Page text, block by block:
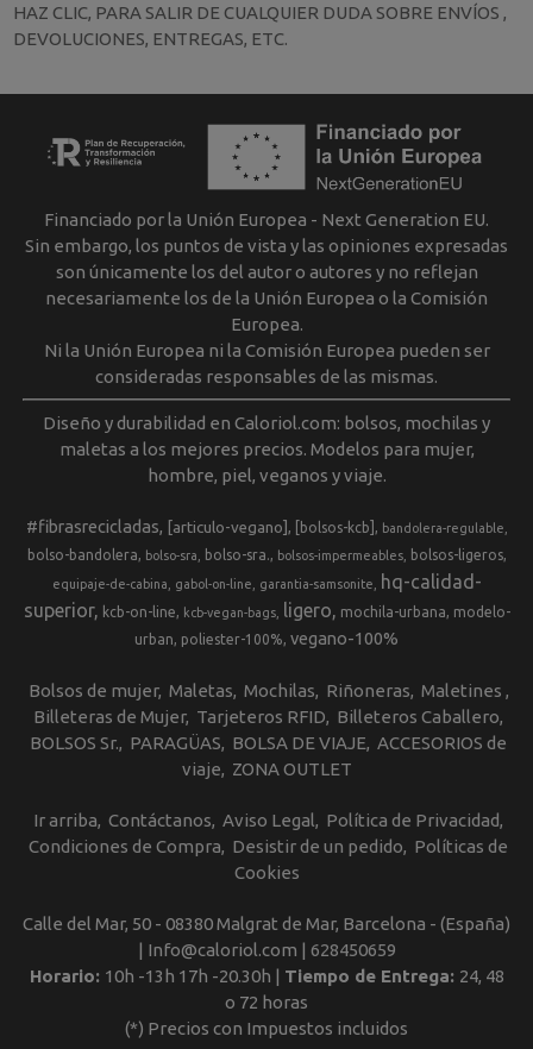
HAZ CLIC, PARA SALIR DE CUALQUIER DUDA SOBRE ENVÍOS ,
DEVOLUCIONES, ENTREGAS, ETC.
Financiado por la Unión Europea - Next Generation EU.
Sin embargo, los puntos de vista y las opiniones expresadas
son únicamente los del autor o autores y no reflejan
necesariamente los de la Unión Europea o la Comisión
Europea.
Ni la Unión Europea ni la Comisión Europea pueden ser
consideradas responsables de las mismas.
Diseño y durabilidad en Caloriol.com: bolsos, mochilas y
maletas a los mejores precios. Modelos para mujer,
hombre, piel, veganos y viaje.
#fibrasrecicladas [articulo-vegano] [bolsos-kcb] bandolera-regulable
bolso-bandolera bolso-sra bolso-sra. bolsos-impermeables bolsos-ligeros
equipaje-de-cabina gabol-on-line garantia-samsonite
hq-calidad-
superior
kcb-on-line kcb-vegan-bags ligero mochila-urbana
modelo-
urban
poliester-100% vegano-100%
Bolsos de mujer Maletas Mochilas Riñoneras Maletines
Billeteras de Mujer Tarjeteros RFID
Billeteros Caballero
BOLSOS Sr.
PARAGÜAS BOLSA DE VIAJE ACCESORIOS de
viaje
ZONA OUTLET
Ir arriba Contáctanos Aviso Legal
Política de Privacidad
Condiciones de Compra
Desistir de un pedido
Políticas de
Cookies
Calle del Mar, 50 - 08380 Malgrat de Mar, Barcelona - (España)
| Info@caloriol.com | 628450659
Horario: 10h -13h 17h -20.30h | Tiempo de Entrega: 24, 48
o 72 horas
(*) Precios con Impuestos incluidos